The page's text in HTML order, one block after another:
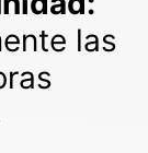
las